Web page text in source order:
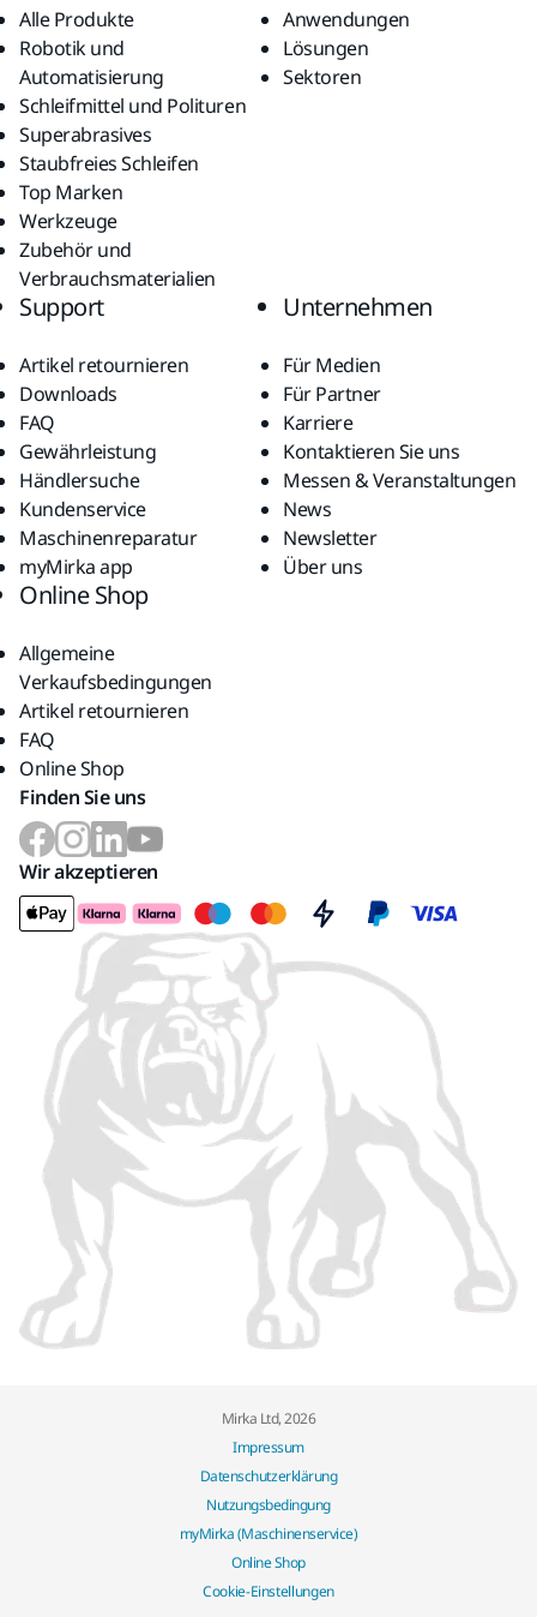
Alle Produkte
Robotik und
Automatisierung
Schleifmittel und Polituren
Superabrasives
Staubfreies Schleifen
Top Marken
Werkzeuge
Zubehör und
Verbrauchsmaterialien
Anwendungen
Lösungen
Sektoren
Support
Artikel retournieren
Downloads
FAQ
Gewährleistung
Händlersuche
Kundenservice
Maschinenreparatur
myMirka app
Unternehmen
Für Medien
Für Partner
Karriere
Kontaktieren Sie uns
Messen & Veranstaltungen
News
Newsletter
Über uns
Online Shop
Allgemeine
Verkaufsbedingungen
Artikel retournieren
FAQ
Online Shop
Finden Sie uns
Wir akzeptieren
Mirka Ltd, 2026
Impressum
Datenschutzerklärung
Nutzungsbedingung
myMirka (Maschinenservice)
Online Shop
Cookie-Einstellungen